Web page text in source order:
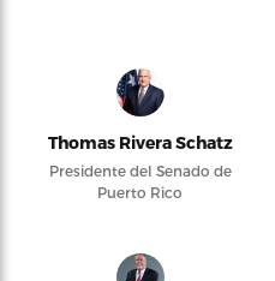
Thomas Rivera Schatz
Presidente del Senado de
Puerto Rico